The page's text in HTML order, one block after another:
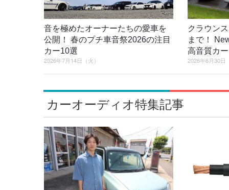
音を極めたオーナーたちの愛車を
公開！ 春のプチ車音祭2026の注目
カー10選
2026年7月14日（火）
クラウン
まで！
高音質カ
2026年6月30日
カーオーディオ特集記事